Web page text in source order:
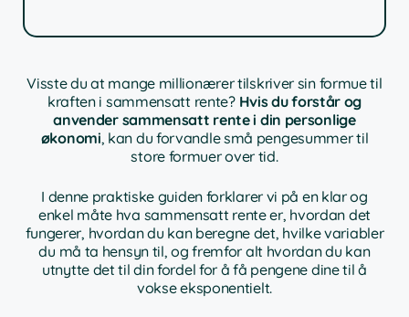
Visste du at mange millionærer tilskriver sin formue til
kraften i sammensatt rente? Hvis du forstår og
anvender sammensatt rente i din personlige
økonomi, kan du forvandle små pengesummer til
store formuer over tid.
I denne praktiske guiden forklarer vi på en klar og
enkel måte hva sammensatt rente er, hvordan det
fungerer, hvordan du kan beregne det, hvilke variabler
du må ta hensyn til, og fremfor alt hvordan du kan
utnytte det til din fordel for å få pengene dine til å
vokse eksponentielt.